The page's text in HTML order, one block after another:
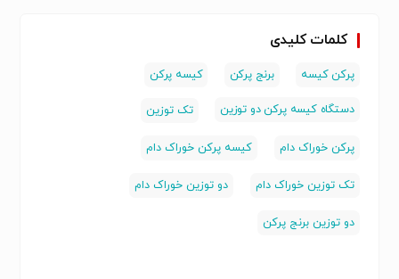
کلمات کلیدی
پرکن کیسه برنج پرکن کیسه پرکن
دستگاه کیسه پرکن دو توزین تک توزین
پرکن خوراک دام کیسه پرکن خوراک دام
تک توزین خوراک دام دو توزین خوراک دام
دو توزین برنج پرکن